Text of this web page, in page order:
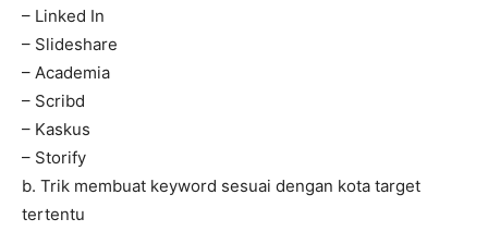
– Linked In
– Slideshare
– Academia
– Scribd
– Kaskus
– Storify
b. Trik membuat keyword sesuai dengan kota target
tertentu